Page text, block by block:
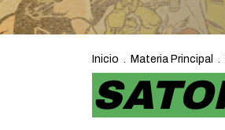
Inicio . Materia Principal .